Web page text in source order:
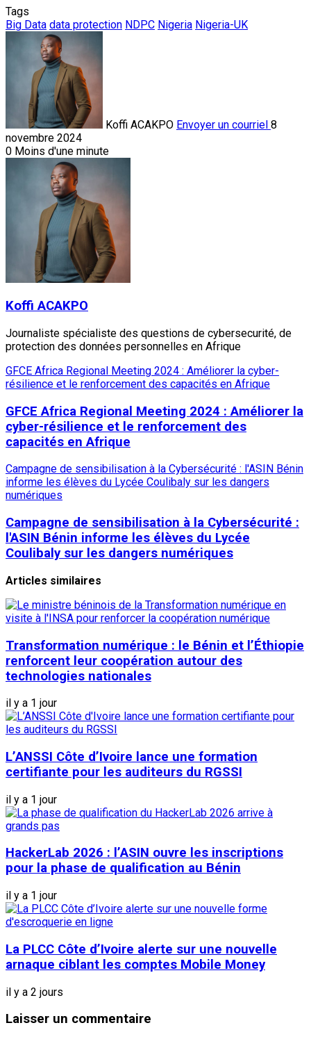
Tags
Big Data data protection NDPC Nigeria Nigeria-UK
Koffi ACAKPO Envoyer un courriel 8
novembre 2024
0 Moins d'une minute
Koffi ACAKPO
Journaliste spécialiste des questions de cybersecurité, de
protection des données personnelles en Afrique
GFCE Africa Regional Meeting 2024 : Améliorer la cyber-
résilience et le renforcement des capacités en Afrique
GFCE Africa Regional Meeting 2024 : Améliorer la
cyber-résilience et le renforcement des
capacités en Afrique
Campagne de sensibilisation à la Cybersécurité : l'ASIN Bénin
informe les élèves du Lycée Coulibaly sur les dangers
numériques
Campagne de sensibilisation à la Cybersécurité :
l'ASIN Bénin informe les élèves du Lycée
Coulibaly sur les dangers numériques
Articles similaires
Transformation numérique : le Bénin et l’Éthiopie
renforcent leur coopération autour des
technologies nationales
il y a 1 jour
L’ANSSI Côte d’Ivoire lance une formation
certifiante pour les auditeurs du RGSSI
il y a 1 jour
HackerLab 2026 : l’ASIN ouvre les inscriptions
pour la phase de qualification au Bénin
il y a 1 jour
La PLCC Côte d’Ivoire alerte sur une nouvelle
arnaque ciblant les comptes Mobile Money
il y a 2 jours
Laisser un commentaire